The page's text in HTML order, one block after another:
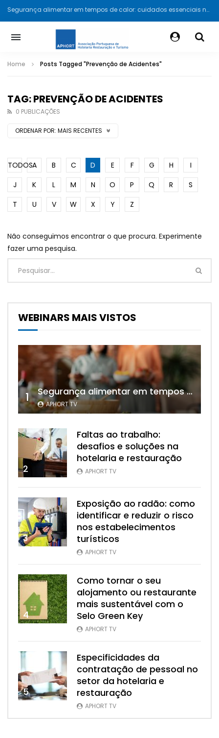
Segurança alimentar em tempos de calor: cuidados essenciais na hotelaria e restauração
Home Posts Tagged "Prevenção de Acidentes"
TAG: PREVENÇÃO DE ACIDENTES
0 PUBLICAÇÕES
ORDENAR POR: MAIS RECENTES
TODOSA B C D E F G H
I
J
K L M N O P Q R
S
T
U V W X Y Z
Não conseguimos encontrar o que procura. Experimente
fazer uma pesquisa.
WEBINARS MAIS VISTOS
1 Segurança alimentar em tempos de calor: cuidados essenciais na hotelaria e restauração
APHORT TV
2
Faltas ao trabalho:
desafios e soluções na
hotelaria e restauração
APHORT TV
3
Exposição ao radão: como
identificar e reduzir o risco
nos estabelecimentos
turísticos
APHORT TV
4
Como tornar o seu
alojamento ou restaurante
mais sustentável com o
Selo Green Key
APHORT TV
5
Especificidades da
contratação de pessoal no
setor da hotelaria e
restauração
APHORT TV